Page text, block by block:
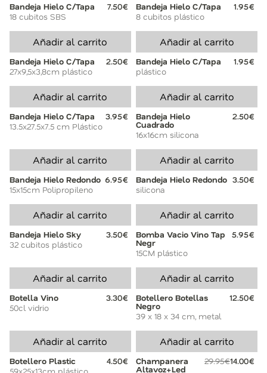
Bandeja Hielo C/Tapa
7.50€
18 cubitos SBS
Bandeja Hielo C/Tapa
1.95€
8 cubitos plástico
Añadir al carrito
Bandeja Hielo C/Tapa
2.50€
27x9,5x3,8cm plástico
Añadir al carrito
Bandeja Hielo C/Tapa
1.95€
plástico
Añadir al carrito
Bandeja Hielo C/Tapa
3.95€
13.5x27.5x7.5 cm Plástico
Añadir al carrito
Bandeja Hielo
Cuadrado
2.50€
16x16cm silicona
Añadir al carrito
Bandeja Hielo Redondo 6.95€
15x15cm Polipropileno
Añadir al carrito
Bandeja Hielo Redondo 3.50€
silicona
Añadir al carrito
Bandeja Hielo Sky
3.50€
32 cubitos plástico
Añadir al carrito
Bomba Vacio Vino Tap
Negr
5.95€
15CM plástico
Añadir al carrito
Botella Vino
3.30€
50cl vidrio
Añadir al carrito
Botellero Botellas
Negro
12.50€
39 x 18 x 34 cm, metal
Añadir al carrito
Botellero Plastic
4.50€
59x25x13cm plástico
Añadir al carrito
Champanera
Altavoz+Led
29.95€14.00€